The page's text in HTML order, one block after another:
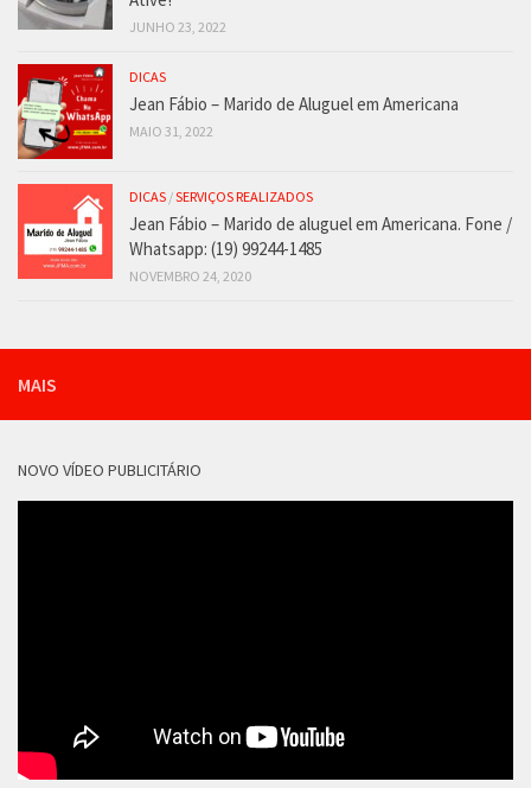
JUNHO 23, 2022
DICAS
Jean Fábio – Marido de Aluguel em Americana
MAIO 31, 2022
DICAS /SERVIÇOS REALIZADOS
Jean Fábio – Marido de aluguel em Americana. Fone /
Whatsapp: (19) 99244-1485
NOVEMBRO 24, 2020
MAIS
NOVO VÍDEO PUBLICITÁRIO